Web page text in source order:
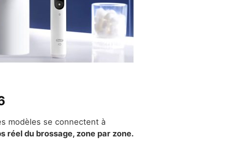
modèles se connectent à
réel du brossage, zone par zone.